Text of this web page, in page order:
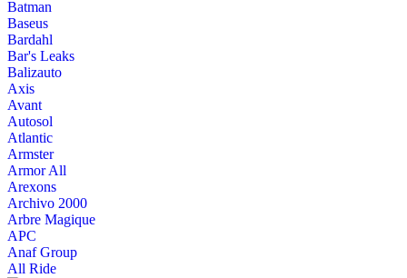
Batman
Baseus
Bardahl
Bar's Leaks
Balizauto
Axis
Avant
Autosol
Atlantic
Armster
Armor All
Arexons
Archivo 2000
Arbre Magique
APC
Anaf Group
All Ride